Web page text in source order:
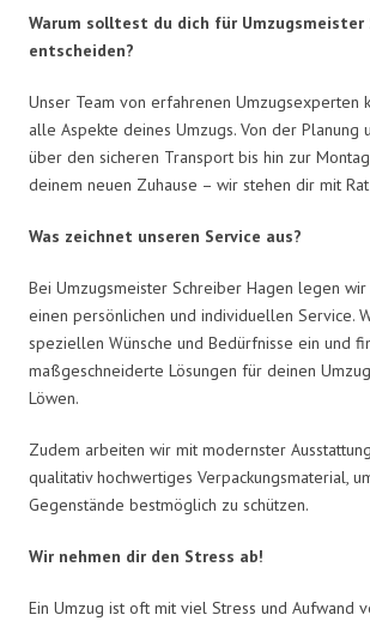
Warum solltest du dich für Umzugsmeister
entscheiden?
Unser Team von erfahrenen Umzugsexperten
alle Aspekte deines Umzugs. Von der Planung
über den sicheren Transport bis hin zur
deinem neuen Zuhause – wir stehen dir mit
Was zeichnet unseren Service aus?
Bei Umzugsmeister Schreiber Hagen legen
einen persönlichen und individuellen Service.
speziellen Wünsche und Bedürfnisse ein und
maßgeschneiderte Lösungen für deinen
Löwen.
Zudem arbeiten wir mit modernster
qualitativ hochwertiges Verpackungsmaterial,
Gegenstände bestmöglich zu schützen.
Wir nehmen dir den Stress ab!
Ein Umzug ist oft mit viel Stress und Aufwand